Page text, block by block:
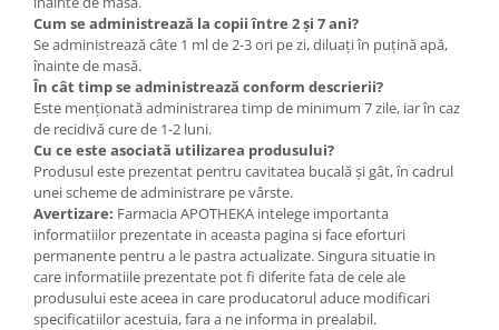
Cum se administrează la copii între 2 și 7 ani?
Se administrează câte 1 ml de 2-3 ori pe zi, diluați în puțină apă,
înainte de masă.
În cât timp se administrează conform descrierii?
Este menționată administrarea timp de minimum 7 zile, iar în caz
de recidivă cure de 1-2 luni.
Cu ce este asociată utilizarea produsului?
Produsul este prezentat pentru cavitatea bucală și gât, în cadrul
unei scheme de administrare pe vârste.
Avertizare: Farmacia APOTHEKA intelege importanta
informatiilor prezentate in aceasta pagina si face eforturi
permanente pentru a le pastra actualizate. Singura situatie in
care informatiile prezentate pot fi diferite fata de cele ale
produsului este aceea in care producatorul aduce modificari
specificatiilor acestuia, fara a ne informa in prealabil.